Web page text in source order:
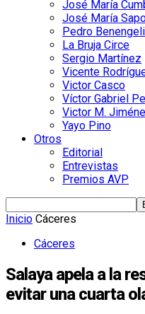
José María
José María
Pedro Benengeli
La Bruja Circe
Sergio Martínez
Vicente
Victor Casco
Víctor Gabriel
Victor M.
Yayo Pino
Otros
Editorial
Entrevistas
Premios AVP
Inicio Cáceres
Cáceres
Salaya apela a la
evitar una cuarta